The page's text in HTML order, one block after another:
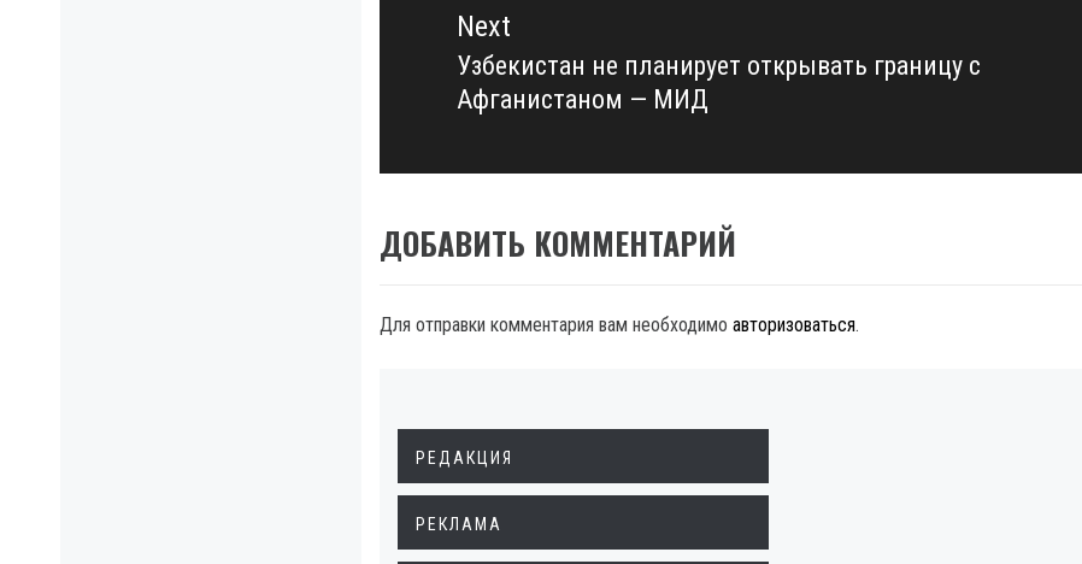
Next
Next
post:
Узбекистан не планирует открывать границу с
Афганистаном — МИД
ДОБАВИТЬ КОММЕНТАРИЙ
Для отправки комментария вам необходимо авторизоваться.
РЕДАКЦИЯ
РЕКЛАМА